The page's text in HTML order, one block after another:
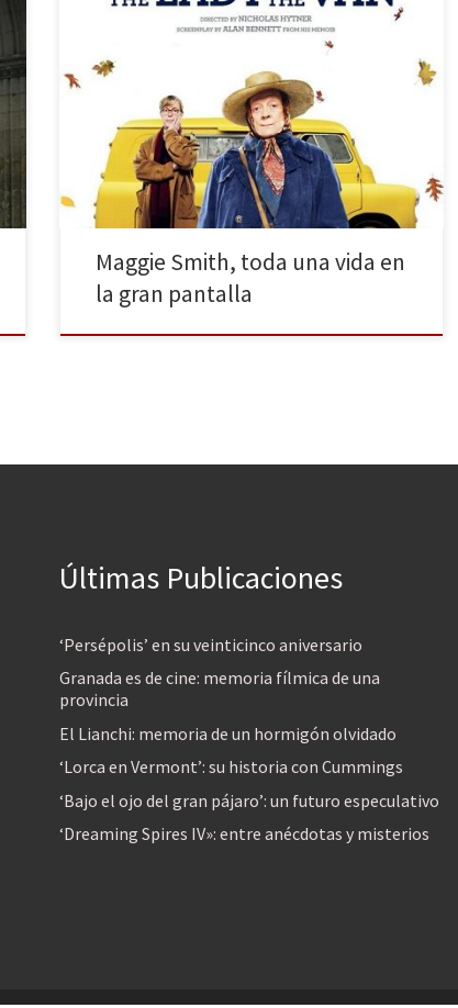
El pasado 15 de abril tuvo lugar el estreno de la
comedia dramática The lady in the van,
protagonizada por la maravillosa Maggie Smith y
dirigida por Nicholas Hytner. La actriz británica da vida
a la señora Sheperd, una mujer peculiar que decide
estacionar su furgoneta en la entrada de la […]
Maggie Smith, toda una vida en
la gran pantalla
Últimas Publicaciones
‘Persépolis’ en su veinticinco aniversario
Granada es de cine: memoria fílmica de una
provincia
El Lianchi: memoria de un hormigón olvidado
‘Lorca en Vermont’: su historia con Cummings
‘Bajo el ojo del gran pájaro’: un futuro especulativo
‘Dreaming Spires IV»: entre anécdotas y misterios